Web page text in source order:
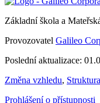
Základní škola a
Provozovatel Galileo
Poslední aktualizace:
Změna vzhledu,
Prohlášení o přístupnosti